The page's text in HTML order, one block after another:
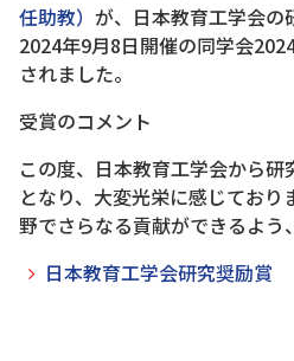
任助教） が、日本教育工学会の
2024年9月8日開催の同学会
されました。
受賞のコメント
この度、日本教育工学会から
となり、大変光栄に感じてお
野でさらなる貢献ができるよう
日本教育工学会研究奨励賞